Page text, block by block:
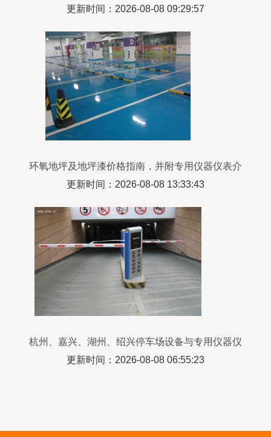
备指南
更新时间：2026-08-08 09:29:57
环氧地坪及地坪漆价格指南，并附专用仪器仪表介
绍
更新时间：2026-08-08 13:33:43
杭州、嘉兴、湖州、绍兴停车场设备与专用仪器仪
表的专业解析
更新时间：2026-08-08 06:55:23